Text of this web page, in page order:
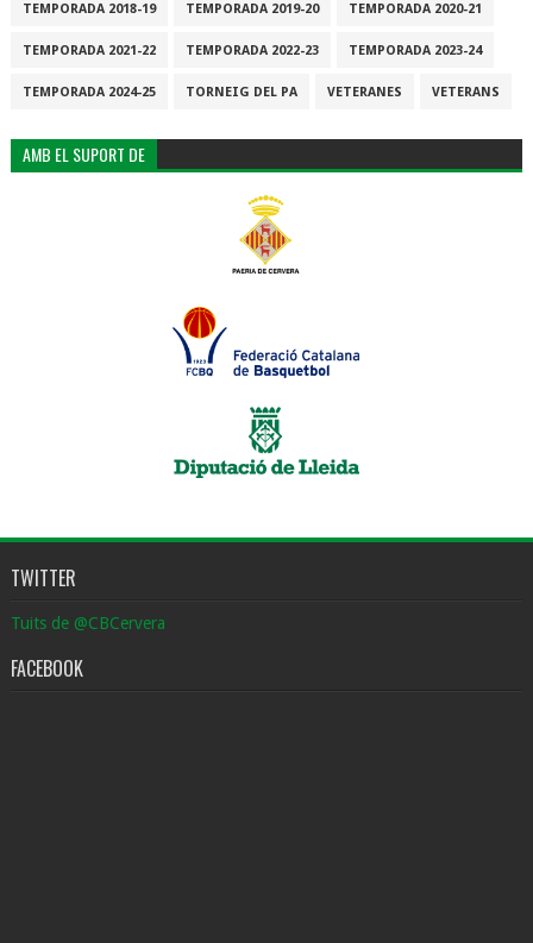
TEMPORADA 2018-19 TEMPORADA 2019-20 TEMPORADA 2020-21
TEMPORADA 2021-22 TEMPORADA 2022-23 TEMPORADA 2023-24
TEMPORADA 2024-25 TORNEIG DEL PA VETERANES VETERANS
AMB EL SUPORT DE
TWITTER
Tuits de @CBCervera
FACEBOOK